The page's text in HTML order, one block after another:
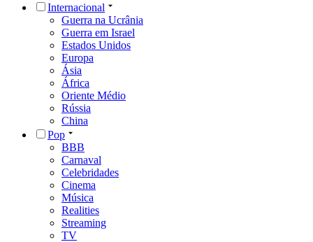
Internacional
Guerra na Ucrânia
Guerra em Israel
Estados Unidos
Europa
Ásia
África
Oriente Médio
Rússia
China
Pop
BBB
Carnaval
Celebridades
Cinema
Música
Realities
Streaming
TV